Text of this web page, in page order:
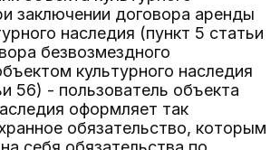
заключении договора аренды
наследия (пункт 5 статьи
безвозмездного
культурного наследия
56) - пользователь объекта
оформляет так
обязательство, которым